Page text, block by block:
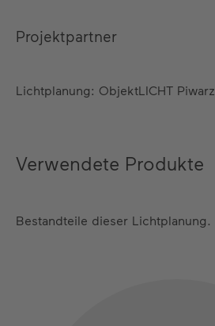
Projektpartner
Lichtplanung: ObjektLICHT Piwarz
Verwendete Produkte
Bestandteile dieser Lichtplanung.